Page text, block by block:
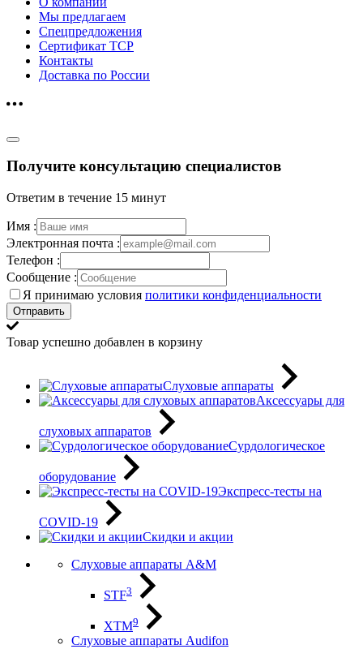
Мы предлагаем
Спецпредложения
Сертификат ТСР
Контакты
Доставка по России
Получите консультацию специалистов
Ответим в течение 15 минут
Имя :
Электронная почта :
Телефон :
Сообщение :
Я принимаю условия политики конфиденциальности
Отправить
Товар успешно добавлен в корзину
Слуховые аппараты
Аксессуары для
слуховых аппаратов
Сурдологическое
оборудование
Экспресс-тесты на
COVID-19
Скидки и акции
Слуховые аппараты A&M
STF3
XTM9
Слуховые аппараты Audifon